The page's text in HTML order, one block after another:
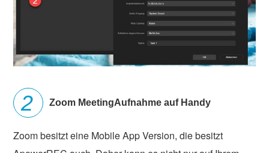
Zoom MeetingAufnahme auf Handy
Zoom besitzt eine Mobile App Version, die besitzt